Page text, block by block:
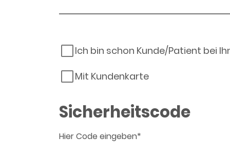
Ich bin schon Kunde/Patient bei
Mit Kundenkarte
Sicherheitscode
Hier Code eingeben*